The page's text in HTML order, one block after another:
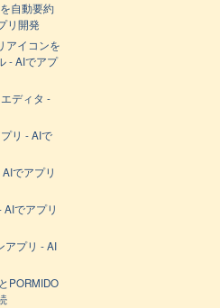
自動要約
リ開発
アイコンを
- AIでアプ
ディタ -
リ - AIで
でアプリ
でアプリ
アプリ - AI
PORMIDO